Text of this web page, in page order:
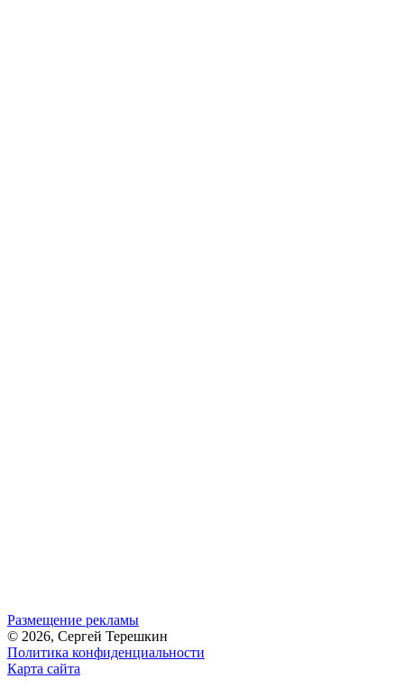
Размещение рекламы
© 2026, Сергей Терешкин
Политика конфиденциальности
Карта сайта